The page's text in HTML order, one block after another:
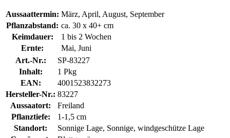
Aussaattermin: März, April, August, September
Pflanzabstand: ca. 30 x 40+ cm
Keimdauer:
1 bis 2 Wochen
Ernte:
Mai, Juni
Art.-Nr.:
SP-83227
Inhalt:
1 Pkg
EAN:
4001523832273
Hersteller-Nr.: 83227
Aussaatort:
Freiland
Pflanztiefe:
1-1,5 cm
Standort:
Sonnige Lage, Sonnige, windgeschütze Lage